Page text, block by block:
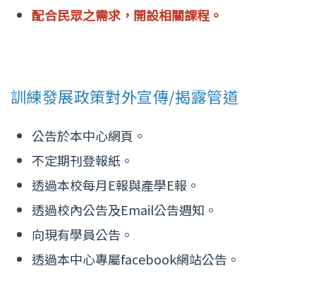
配合民眾之需求，開設相關課程。
訓練發展政策對外宣傳/揭露管道
公告於本中心網頁。
不定期刊登報紙。
透過本校每月E報與產學E報。
透過校內公告及Email公告週知。
向現有學員公告。
透過本中心專屬facebook網站公告。